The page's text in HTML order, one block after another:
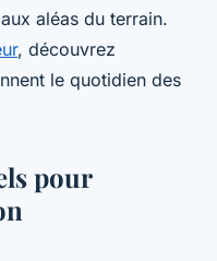
aléas du terrain.
, découvrez
le quotidien des
pour